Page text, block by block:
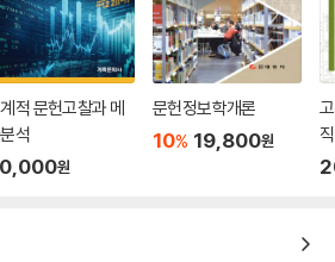
적 문헌고찰과 메
석
원
문헌정보학개론
10% 19,800원
직